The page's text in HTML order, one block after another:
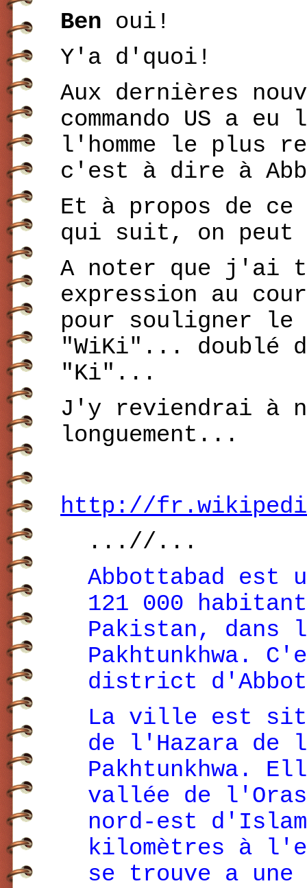
Ben oui!
Y'a d'quoi!
Aux dernières
commando US a
l'homme le plus
c'est à dire à
Et à propos de
qui suit, on
A noter que j'ai
expression au
pour souligner le
"WiKi"... doublé
"Ki"...
J'y reviendrai à
longuement...
http://
...//...
Abbottabad est
121 000
Pakistan, dans
Pakhtunkhwa.
district
La ville est
de l'Hazara de
Pakhtunkhwa.
vallée de
nord-est
kilomètres à
se trouve a